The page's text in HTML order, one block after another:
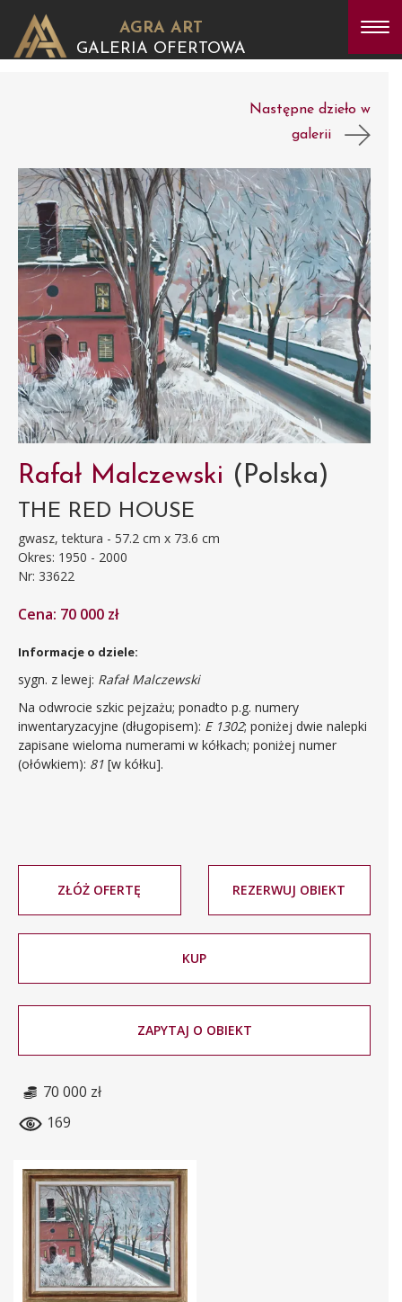
AGRA ART
GALERIA OFERTOWA
Następne dzieło w
galerii
Rafał Malczewski (Polska)
THE RED HOUSE
gwasz, tektura - 57.2 cm x 73.6 cm
Okres: 1950 - 2000
Nr: 33622
Cena: 70 000 zł
Informacje o dziele:
sygn. z lewej: Rafał Malczewski
Na odwrocie szkic pejzażu; ponadto p.g. numery
inwentaryzacyjne (długopisem): E 1302; poniżej dwie nalepki
zapisane wieloma numerami w kółkach; poniżej numer
(ołówkiem): 81 [w kółku].
ZŁÓŻ OFERTĘ REZERWUJ OBIEKT
KUP
ZAPYTAJ O OBIEKT
70 000 zł
169